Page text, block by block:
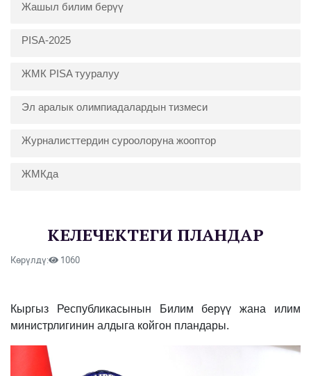
Жашыл билим берүү
PISA-2025
ЖМК PISA тууралуу
Эл аралык олимпиадалардын тизмеси
Журналисттердин суроолоруна жооптор
ЖМКда
КЕЛЕЧЕКТЕГИ ПЛАНДАР
Көрүлдү: 1060
Кыргыз Республикасынын Билим берүү жана илим
министрлигинин алдыга койгон пландары.